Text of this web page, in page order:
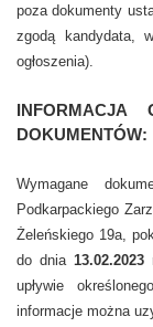
poza dokumenty
zgodą kandydata,
ogłoszenia).
DOKUMENTÓW:
Wymagane
Podkarpackiego
Żeleńskiego 19a,
do dnia
upływie
informacje można